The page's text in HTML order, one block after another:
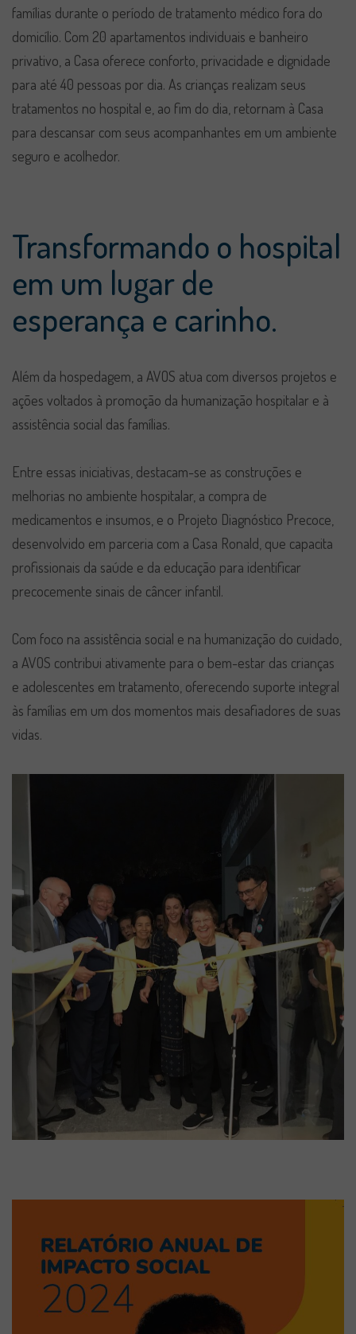
famílias durante o período de tratamento médico fora do
domicílio. Com 20 apartamentos individuais e banheiro
privativo, a Casa oferece conforto, privacidade e dignidade
para até 40 pessoas por dia. As crianças realizam seus
tratamentos no hospital e, ao fim do dia, retornam à Casa
para descansar com seus acompanhantes em um ambiente
seguro e acolhedor.
Transformando o hospital
em um lugar de
esperança e carinho.
Além da hospedagem, a AVOS atua com diversos projetos e
ações voltados à promoção da humanização hospitalar e à
assistência social das famílias.
Entre essas iniciativas, destacam-se as construções e
melhorias no ambiente hospitalar, a compra de
medicamentos e insumos, e o Projeto Diagnóstico Precoce,
desenvolvido em parceria com a Casa Ronald, que capacita
profissionais da saúde e da educação para identificar
precocemente sinais de câncer infantil.
Com foco na assistência social e na humanização do cuidado,
a AVOS contribui ativamente para o bem-estar das crianças
e adolescentes em tratamento, oferecendo suporte integral
às famílias em um dos momentos mais desafiadores de suas
vidas.